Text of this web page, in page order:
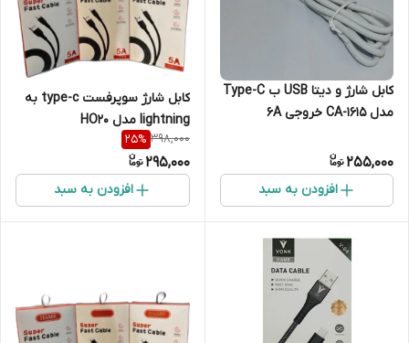
کابل شارژ و دیتا USB ب Type-C
مدل CA-1615 خروجی 6A
255,000
افزودن به سبد
کابل شارژ سوپرفست type-c به
lightning مدل HO20
398,000
25%
295,000
افزودن به سبد